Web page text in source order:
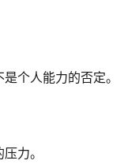
个人能力的否定。
力。